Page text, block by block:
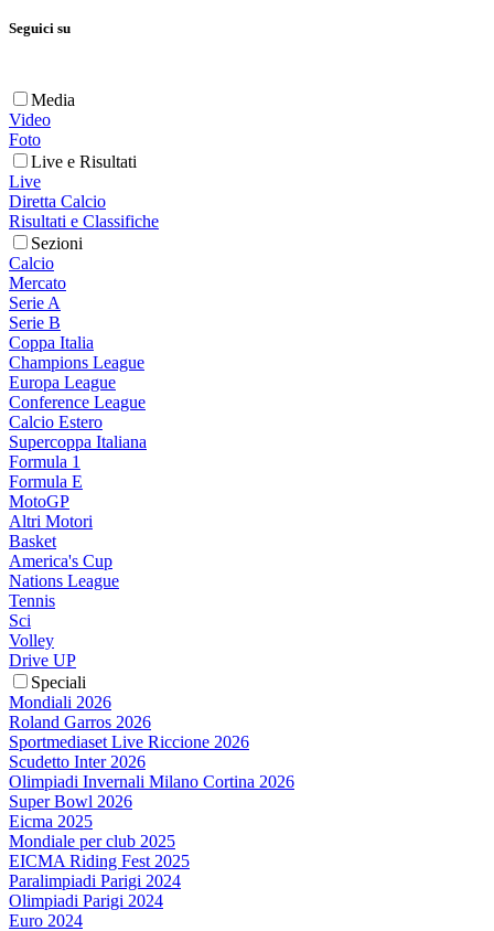
Seguici su
Media
Video
Foto
Live e Risultati
Live
Diretta Calcio
Risultati e Classifiche
Sezioni
Calcio
Mercato
Serie A
Serie B
Coppa Italia
Champions League
Europa League
Conference League
Calcio Estero
Supercoppa Italiana
Formula 1
Formula E
MotoGP
Altri Motori
Basket
America's Cup
Nations League
Tennis
Sci
Volley
Drive UP
Speciali
Mondiali 2026
Roland Garros 2026
Sportmediaset Live Riccione 2026
Scudetto Inter 2026
Olimpiadi Invernali Milano Cortina 2026
Super Bowl 2026
Eicma 2025
Mondiale per club 2025
EICMA Riding Fest 2025
Paralimpiadi Parigi 2024
Olimpiadi Parigi 2024
Euro 2024